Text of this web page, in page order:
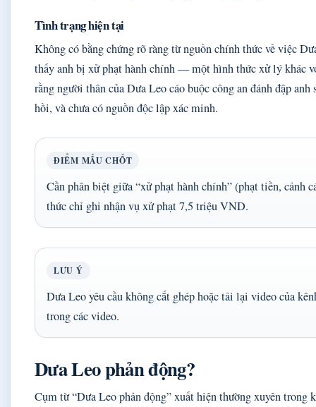
Tình trạng hiện tại
Không có bằng chứng rõ ràng từ nguồn chính thức về việc
thấy anh bị xử phạt hành chính — một hình thức xử lý khác
rằng người thân của Dưa Leo cáo buộc công an đánh đập
hồi, và chưa có nguồn độc lập xác minh.
ĐIỂM MẤU CHỐT
Cần phân biệt giữa “xử phạt hành chính” (phạt tiền,
thức chỉ ghi nhận vụ xử phạt 7,5 triệu VND.
LƯU Ý
Dưa Leo yêu cầu không cắt ghép hoặc tải lại video của
trong các video.
Dưa Leo phản động?
Cụm từ “Dưa Leo phản động” xuất hiện thường xuyên